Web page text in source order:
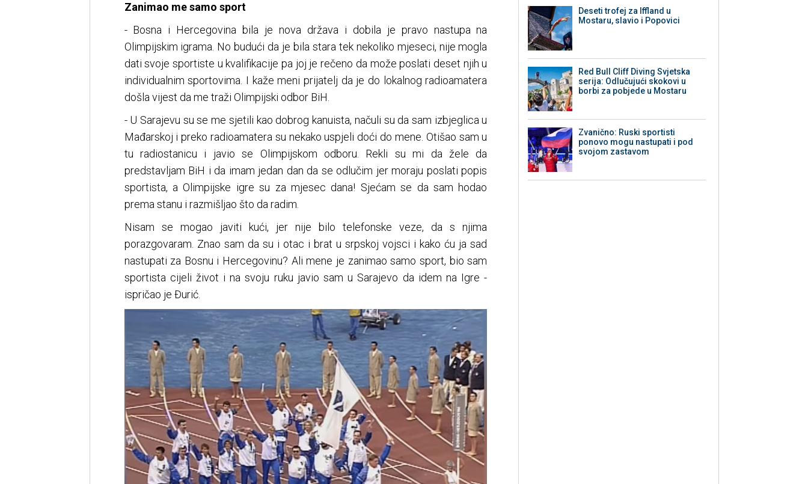
Zanimao me samo sport
- Bosna i Hercegovina bila je nova država i dobila je pravo nastupa na
Olimpijskim igrama. No budući da je bila stara tek nekoliko mjeseci, nije mogla
dati svoje sportiste u kvalifikacije pa joj je rečeno da može poslati deset njih u
individualnim sportovima. I kaže meni prijatelj da je do lokalnog radioamatera
došla vijest da me traži Olimpijski odbor BiH.
- U Sarajevu su se me sjetili kao dobrog kanuista, načuli su da sam izbjeglica u
Mađarskoj i preko radioamatera su nekako uspjeli doći do mene. Otišao sam u
tu radiostanicu i javio se Olimpijskom odboru. Rekli su mi da žele da
predstavljam BiH i da imam jedan dan da se odlučim jer moraju poslati popis
sportista, a Olimpijske igre su za mjesec dana! Sjećam se da sam hodao
prema stanu i razmišljao što da radim.
Nisam se mogao javiti kući, jer nije bilo telefonske veze, da s njima
porazgovaram. Znao sam da su i otac i brat u srpskoj vojsci i kako ću ja sad
nastupati za Bosnu i Hercegovinu? Ali mene je zanimao samo sport, bio sam
sportista cijeli život i na svoju ruku javio sam u Sarajevo da idem na Igre -
ispričao je Đurić.
Deseti trofej za Iffland u
Mostaru, slavio i Popovici
Red Bull Cliff Diving Svjetska
serija: Odlučujući skokovi u
borbi za pobjede u Mostaru
Zvanično: Ruski sportisti
ponovo mogu nastupati i pod
svojom zastavom